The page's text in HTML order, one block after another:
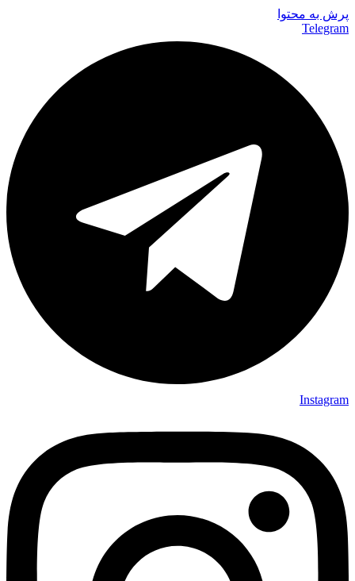
پرش به محتوا
Telegram
Instagram